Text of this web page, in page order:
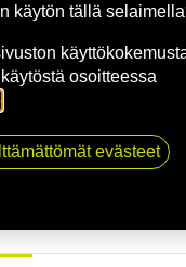
käytön tällä
osoitteessa
.
evästeet